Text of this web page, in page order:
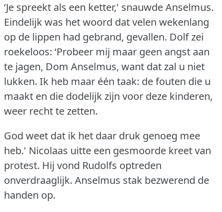
‘Je spreekt als een ketter,' snauwde Anselmus.
Eindelijk was het woord dat velen wekenlang
op de lippen had gebrand, gevallen. Dolf zei
roekeloos: ‘Probeer mij maar geen angst aan
te jagen, Dom Anselmus, want dat zal u niet
lukken. Ik heb maar één taak: de fouten die u
maakt en die dodelijk zijn voor deze kinderen,
weer recht te zetten.
God weet dat ik het daar druk genoeg mee
heb.' Nicolaas uitte een gesmoorde kreet van
protest. Hij vond Rudolfs optreden
onverdraaglijk. Anselmus stak bezwerend de
handen op.